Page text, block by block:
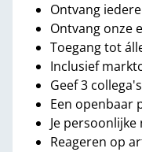
Ontvang
Ontvang onze
Toegang tot
Inclusief
Geef 3
Een openbaar
Je
Reageren op